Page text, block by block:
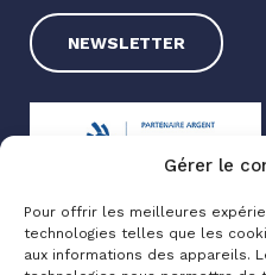
Gérer le
Pour offrir les meilleures
technologies telles que les
aux informations des appareils.
NEWSLETTER
Exxotest® 2025